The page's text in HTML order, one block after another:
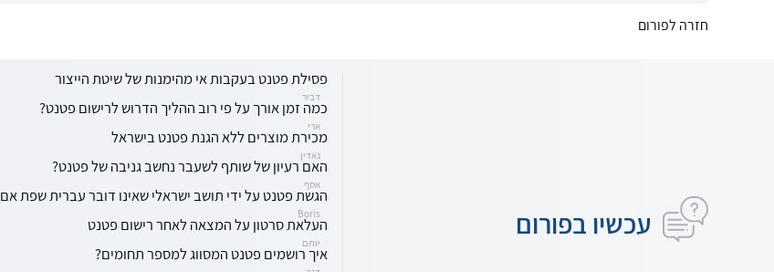
חזרה לפורום
עכשיו בפורום
פסילת פטנט בעקבות אי מהימנות של שיטת הייצור
דביר
כמה זמן אורך על פי רוב ההליך הדרוש לרישום פטנט?
ארי
מכירת מוצרים ללא הגנת פטנט בישראל
נאדין
האם רעיון של שותף לשעבר נחשב גניבה של פטנט?
אסף
הגשת פטנט על ידי תושב ישראלי שאינו דובר עברית שפת אם
Boris
העלאת סרטון על המצאה לאחר רישום פטנט
יותם
איך רושמים פטנט המסווג למספר תחומים?